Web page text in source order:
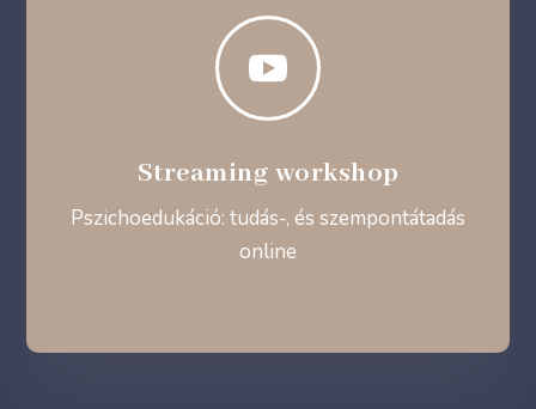

Streaming workshop
Pszichoedukáció: tudás-, és szempontátadás
online